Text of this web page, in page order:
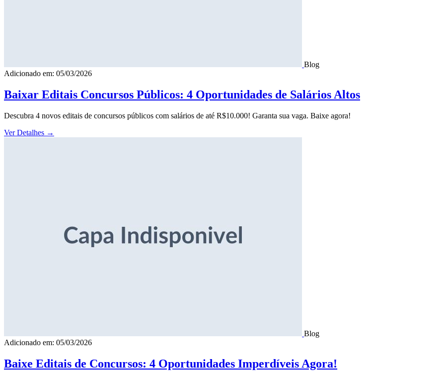
Blog
Adicionado em: 05/03/2026
Baixar Editais Concursos Públicos: 4 Oportunidades de Salários Altos
Descubra 4 novos editais de concursos públicos com salários de até R$10.000! Garanta sua vaga. Baixe agora!
Ver Detalhes →
Blog
Adicionado em: 05/03/2026
Baixe Editais de Concursos: 4 Oportunidades Imperdíveis Agora!